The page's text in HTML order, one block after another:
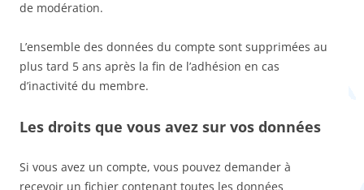
de modération.
L’ensemble des données du compte sont supprimées au
plus tard 5 ans après la fin de l’adhésion en cas
d’inactivité du membre.
Les droits que vous avez sur vos données
Si vous avez un compte, vous pouvez demander à
recevoir un fichier contenant toutes les données